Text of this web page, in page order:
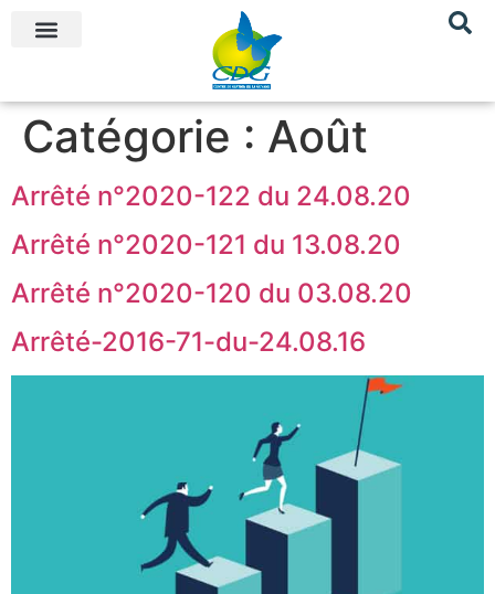
Catégorie : Août
Arrêté n°2020-122 du 24.08.20
Arrêté n°2020-121 du 13.08.20
Arrêté n°2020-120 du 03.08.20
Arrêté-2016-71-du-24.08.16